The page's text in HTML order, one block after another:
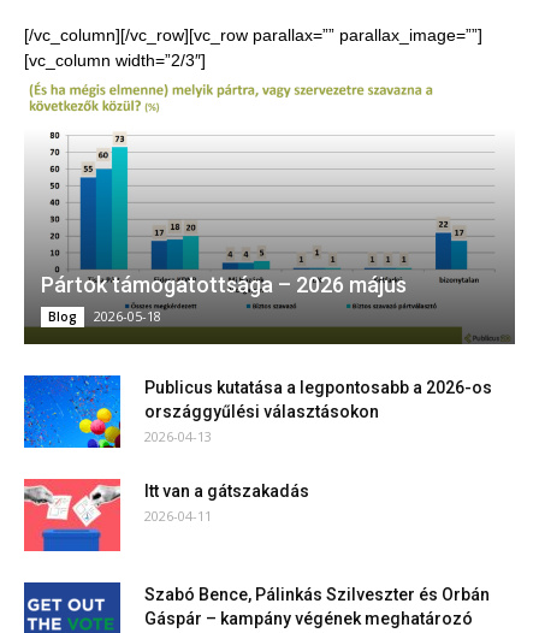
[/vc_column][/vc_row][vc_row parallax=”” parallax_image=””]
[vc_column width=”2/3″]
Pártok támogatottsága – 2026 május
Blog 2026-05-18
Publicus kutatása a legpontosabb a 2026-os
országgyűlési választásokon
2026-04-13
Itt van a gátszakadás
2026-04-11
Szabó Bence, Pálinkás Szilveszter és Orbán
Gáspár – kampány végének meghatározó